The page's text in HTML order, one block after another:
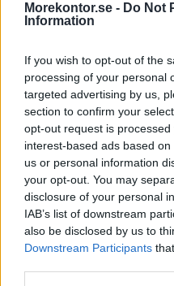
Morekontor.se - Do Not
Information
If you wish to opt-out of the
processing of your personal
targeted advertising by us,
section to confirm your
opt-out request is
interest-based ads based
us or personal information
your opt-out. You may
disclosure of your personal
IAB’s list of downstream
also be disclosed by us to
Downstream Participants
Exklusivt höj och sänkbart